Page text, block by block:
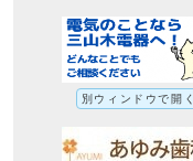
別ウィンドウで開く